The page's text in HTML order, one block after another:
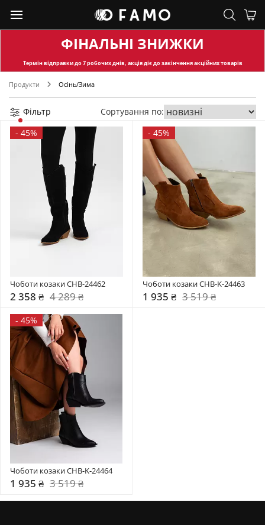
ФІНАЛЬНІ ЗНИЖКИ
Термін відправкидо 7 робочих днів, акція діє до закінчення акційних товарів
Продукти Осінь/Зима
Фільтр
Сортування по:
- 45%
Чоботи козаки CHB-24462
2 358 ₴ 4 289 ₴
- 45%
Чоботи козаки CHB-K-24463
1 935 ₴ 3 519 ₴
- 45%
Чоботи козаки CHB-K-24464
1 935 ₴ 3 519 ₴